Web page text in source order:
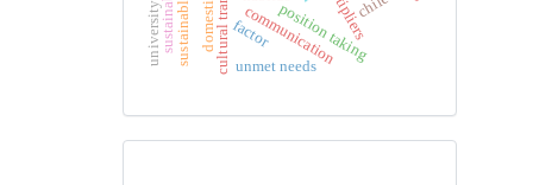
position taking
communication
factor
unmet needs